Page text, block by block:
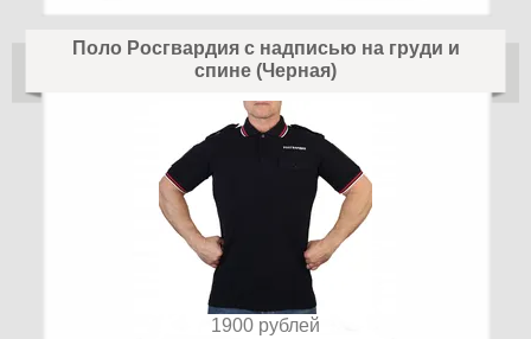
Поло Росгвардия с надписью на груди и
спине (Черная)
1900 рублей